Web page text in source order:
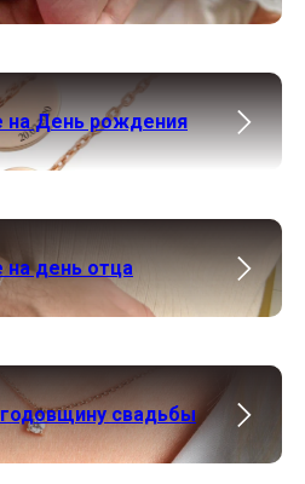
на День рождения
на день отца
свадьбы